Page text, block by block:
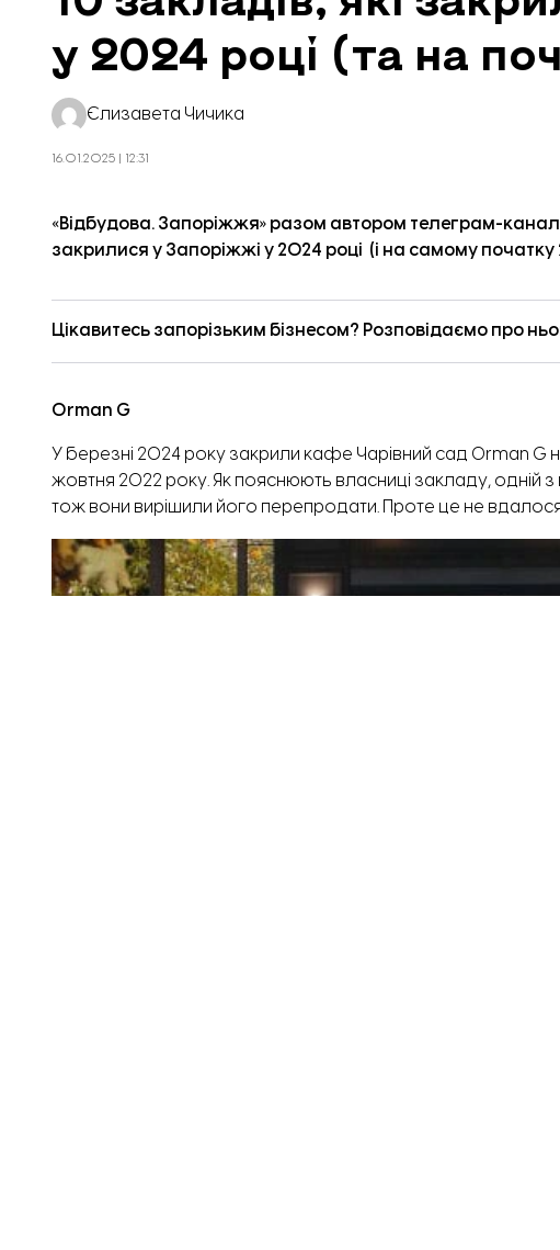
у 2024 році (та на
Єлизавета Чичика
16.01.2025 | 12:31
«Відбудова. Запоріжжя» разом автором телеграм-
закрилися у Запоріжжі у 2024 році (і на самому початку
Цікавитесь запорізьким бізнесом? Розповідаємо про
Orman G
У березні 2024 року закрили кафе Чарівний сад Orman G
жовтня 2022 року. Як пояснюють власниці закладу, одній з
тож вони вирішили його перепродати. Проте це не